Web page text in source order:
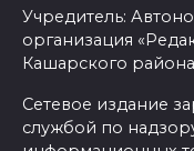
Учредитель:
организация
Кашарского
Сетевое издание
службой по